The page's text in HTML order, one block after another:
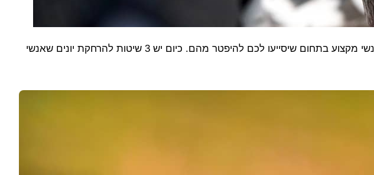
הרחקת יונים דורשת מומחיות רבה, אם אתם נתקלים בבעיה בסביבת המגורים שלכם כדאי לפנות לאנשי מקצוע בתחום שיסייעו לכם להיפטר מהם. כיום יש 3 שיטות להרחקת יונים שאנשי